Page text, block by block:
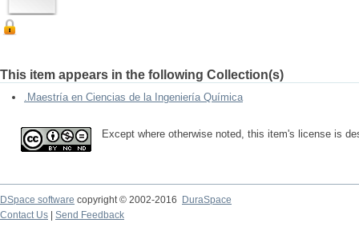
This item appears in the following Collection(s)
.Maestría en Ciencias de la Ingeniería Química
Except where otherwise noted, this item's license is
DSpace software copyright © 2002-2016
DuraSpace
Contact Us
Send Feedback